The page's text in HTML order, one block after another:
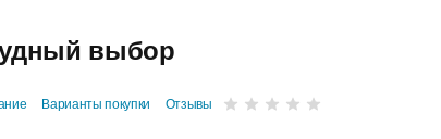
выбор
Варианты покупки Отзывы